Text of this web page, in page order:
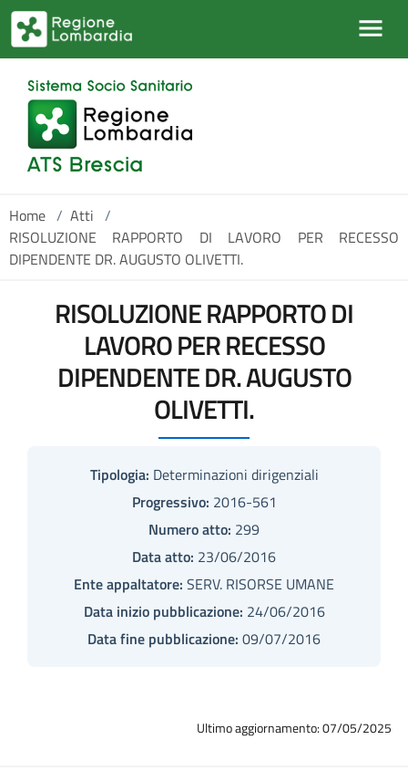
Salta al contenuto principale
Home / Atti /
RISOLUZIONE RAPPORTO DI LAVORO PER RECESSO
DIPENDENTE DR. AUGUSTO OLIVETTI.
RISOLUZIONE RAPPORTO DI
LAVORO PER RECESSO
DIPENDENTE DR. AUGUSTO
OLIVETTI.
Tipologia: Determinazioni dirigenziali
Progressivo: 2016-561
Numero atto: 299
Data atto: 23/06/2016
Ente appaltatore: SERV. RISORSE UMANE
Data inizio pubblicazione: 24/06/2016
Data fine pubblicazione: 09/07/2016
Ultimo aggiornamento: 07/05/2025